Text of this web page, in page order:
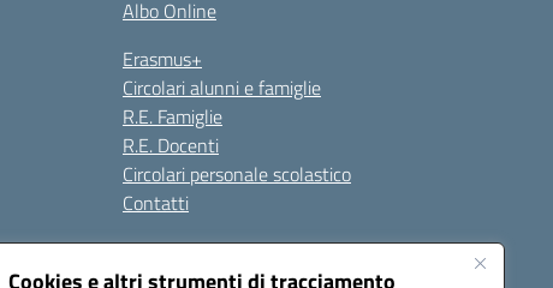
Cookies e altri strumenti di tracciamento
Albo Online
Erasmus+
Circolari alunni e famiglie
R.E. Famiglie
R.E. Docenti
Circolari personale scolastico
Contatti
Seguici su: